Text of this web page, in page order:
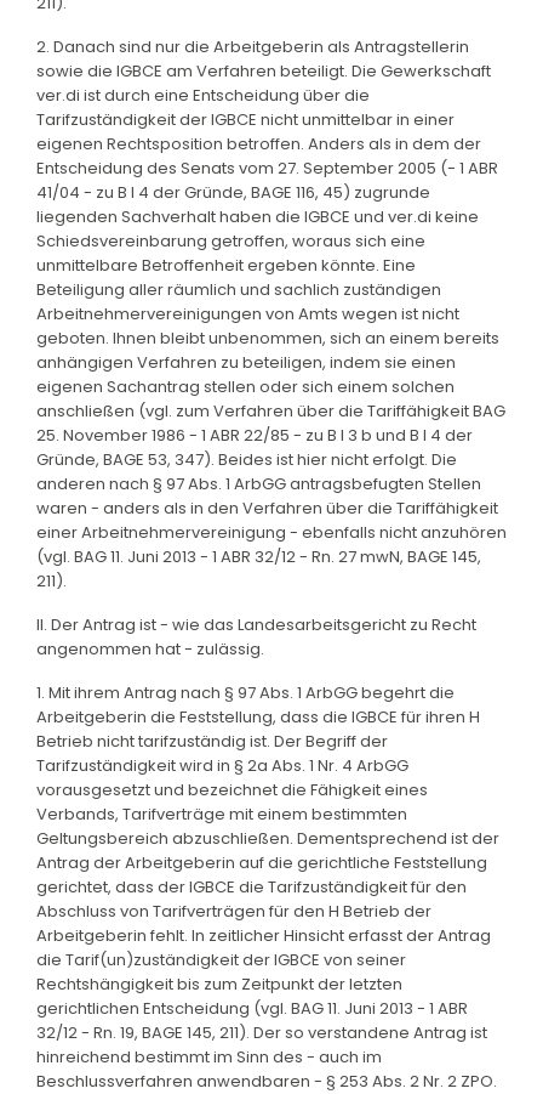
2. Danach sind nur die Arbeitgeberin als Antragstellerin
sowie die IGBCE am Verfahren beteiligt. Die Gewerkschaft
ver.di ist durch eine Entscheidung über die
Tarifzuständigkeit der IGBCE nicht unmittelbar in einer
eigenen Rechtsposition betroffen. Anders als in dem der
Entscheidung des Senats vom 27. September 2005 (- 1 ABR
41/04 - zu B I 4 der Gründe, BAGE 116, 45) zugrunde
liegenden Sachverhalt haben die IGBCE und ver.di keine
Schiedsvereinbarung getroffen, woraus sich eine
unmittelbare Betroffenheit ergeben könnte. Eine
Beteiligung aller räumlich und sachlich zuständigen
Arbeitnehmervereinigungen von Amts wegen ist nicht
geboten. Ihnen bleibt unbenommen, sich an einem bereits
anhängigen Verfahren zu beteiligen, indem sie einen
eigenen Sachantrag stellen oder sich einem solchen
anschließen (vgl. zum Verfahren über die Tariffähigkeit BAG
25. November 1986 - 1 ABR 22/85 - zu B I 3 b und B I 4 der
Gründe, BAGE 53, 347). Beides ist hier nicht erfolgt. Die
anderen nach § 97 Abs. 1 ArbGG antragsbefugten Stellen
waren - anders als in den Verfahren über die Tariffähigkeit
einer Arbeitnehmervereinigung - ebenfalls nicht anzuhören
(vgl. BAG 11. Juni 2013 - 1 ABR 32/12 - Rn. 27 mwN, BAGE 145,
211).
II. Der Antrag ist - wie das Landesarbeitsgericht zu Recht
angenommen hat - zulässig.
1. Mit ihrem Antrag nach § 97 Abs. 1 ArbGG begehrt die
Arbeitgeberin die Feststellung, dass die IGBCE für ihren H
Betrieb nicht tarifzuständig ist. Der Begriff der
Tarifzuständigkeit wird in § 2a Abs. 1 Nr. 4 ArbGG
vorausgesetzt und bezeichnet die Fähigkeit eines
Verbands, Tarifverträge mit einem bestimmten
Geltungsbereich abzuschließen. Dementsprechend ist der
Antrag der Arbeitgeberin auf die gerichtliche Feststellung
gerichtet, dass der IGBCE die Tarifzuständigkeit für den
Abschluss von Tarifverträgen für den H Betrieb der
Arbeitgeberin fehlt. In zeitlicher Hinsicht erfasst der Antrag
die Tarif(un)zuständigkeit der IGBCE von seiner
Rechtshängigkeit bis zum Zeitpunkt der letzten
gerichtlichen Entscheidung (vgl. BAG 11. Juni 2013 - 1 ABR
32/12 - Rn. 19, BAGE 145, 211). Der so verstandene Antrag ist
hinreichend bestimmt im Sinn des - auch im
Beschlussverfahren anwendbaren - § 253 Abs. 2 Nr. 2 ZPO.